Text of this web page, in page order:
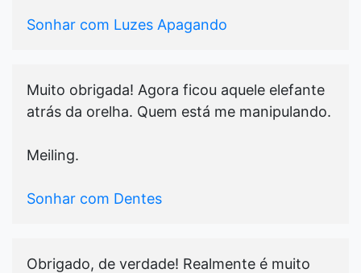
Sonhar com Luzes Apagando
Muito obrigada! Agora ficou aquele elefante
atrás da orelha. Quem está me manipulando.
Meiling.
Sonhar com Dentes
Obrigado, de verdade! Realmente é muito